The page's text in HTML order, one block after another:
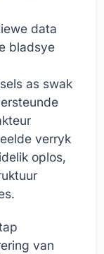
data
bladsye
as swak
verryk
oplos,
van